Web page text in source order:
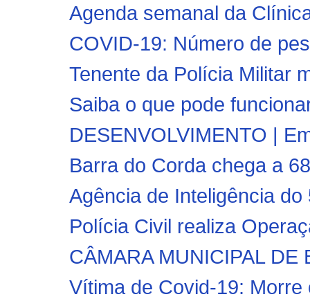
Agenda semanal da
COVID-19: Número de
Tenente da Polícia Militar
Saiba o que pode
DESENVOLVIMENTO |
Barra do Corda chega a
Agência de Inteligência
Polícia Civil realiza
CÂMARA MUNICIPAL DE
Vítima de Covid-19: